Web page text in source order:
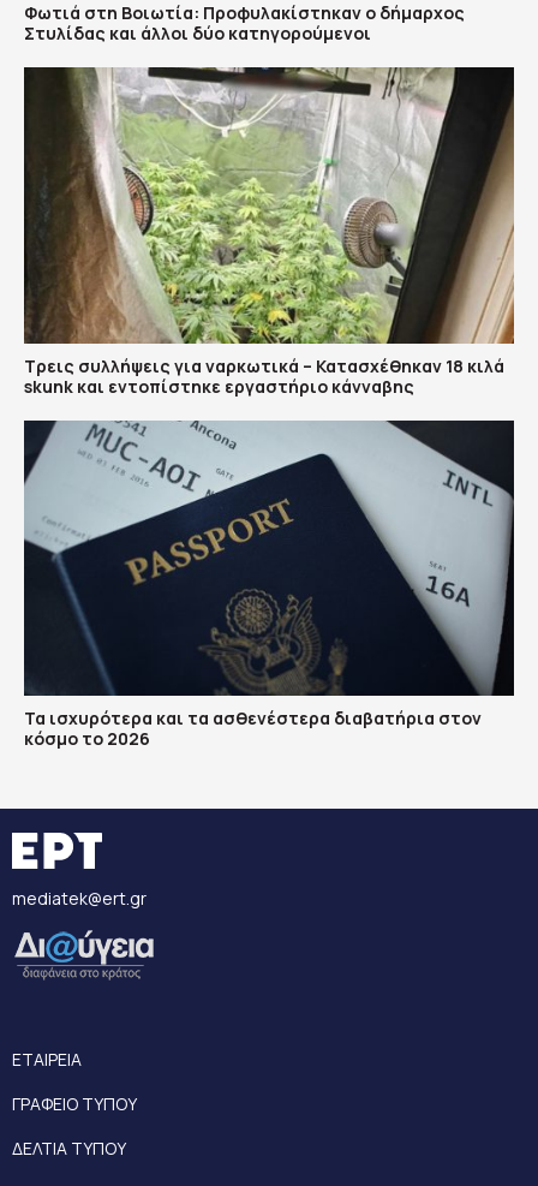
Φωτιά στη Βοιωτία: Προφυλακίστηκαν ο δήμαρχος
Στυλίδας και άλλοι δύο κατηγορούμενοι
Τρεις συλλήψεις για ναρκωτικά – Κατασχέθηκαν 18 κιλά
skunk και εντοπίστηκε εργαστήριο κάνναβης
Τα ισχυρότερα και τα ασθενέστερα διαβατήρια στον
κόσμο το 2026
mediatek@ert.gr
ΕΤΑΙΡΕΙΑ
ΓΡΑΦΕΙΟ ΤΥΠΟΥ
ΔΕΛΤΙΑ ΤΥΠΟΥ